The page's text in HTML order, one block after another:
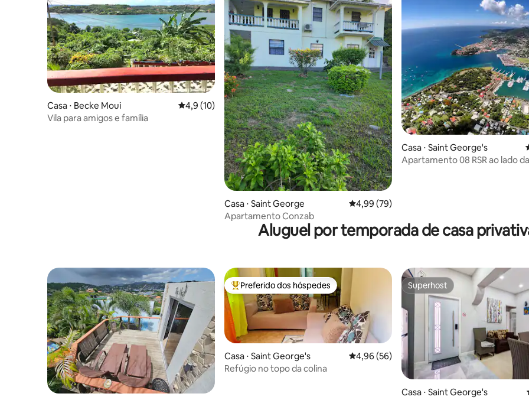
Casa ⋅ Becke Moui 4,9 de uma avaliação média de 5, 10 avaliações
4,9 (10)
Vila para amigos e família
Casa ⋅ Saint George 4,99 de uma avaliação média de 5, 79
4,99 (79)
Apartamento Conzab
Casa ⋅ Saint George's
Apartamento 08 RSR ao lado
Aluguel por temporada de casa
Entre os melhores preferidos dos hóspedes
Preferido dos hóspedes
Casa ⋅ Saint George's 4,96 de uma avaliação média de 5, 56
4,96 (56)
Refúgio no topo da colina
Superhost
Superhost
Casa ⋅ Saint George's